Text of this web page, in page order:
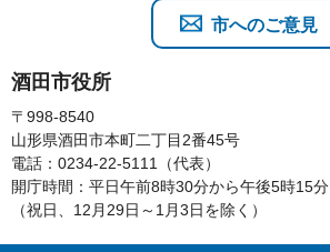
酒田市役所
〒998-8540
山形県酒田市本町二丁目2番45号
電話：0234-22-5111（代表）
開庁時間：平日午前8時30分から午後5時15分
（祝日、12月29日～1月3日を除く）
市へのご意見